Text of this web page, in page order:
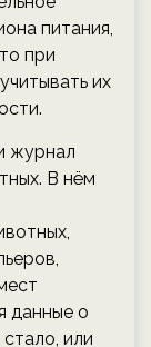
питания,
при
их
журнал
В нём
данные о
или